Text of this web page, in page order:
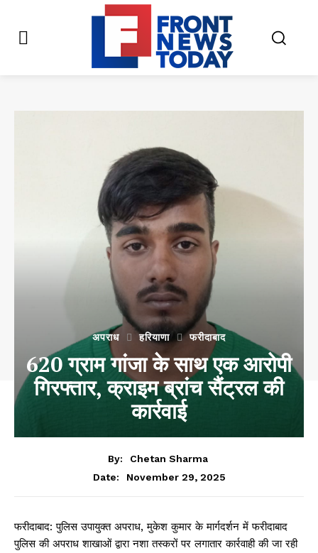
अपराध हरियाणा फरीदाबाद
620 ग्राम गांजा के साथ एक आरोपी
गिरफ्तार, क्राइम ब्रांच सैंट्रल की
कार्रवाई
By:
Chetan Sharma
Date:
November 29, 2025
फरीदाबाद: पुलिस उपायुक्त अपराध, मुकेश कुमार के मार्गदर्शन में फरीदाबाद
पुलिस की अपराध शाखाओं द्वारा नशा तस्करों पर लगातार कार्रवाही की जा रही